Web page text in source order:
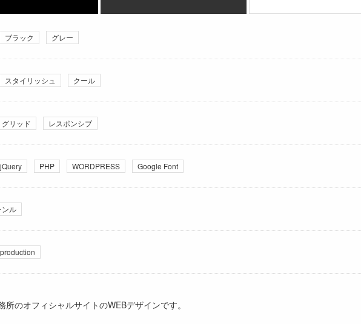
ブラック グレー
スタイリッシュ クール
グリッド レスポンシブ
jQuery PHP WORDPRESS Google Font
ンル
のオフィシャルサイトのWEBデザインです。